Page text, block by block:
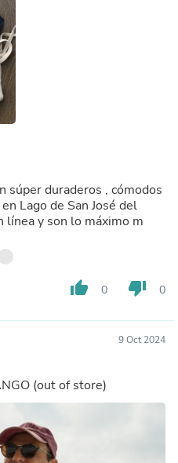
súper duraderos , cómodos
Lago de San José del
línea y son lo máximo m
thumb_up 0 thumb_down 0
9 Oct 2024
(out of store)